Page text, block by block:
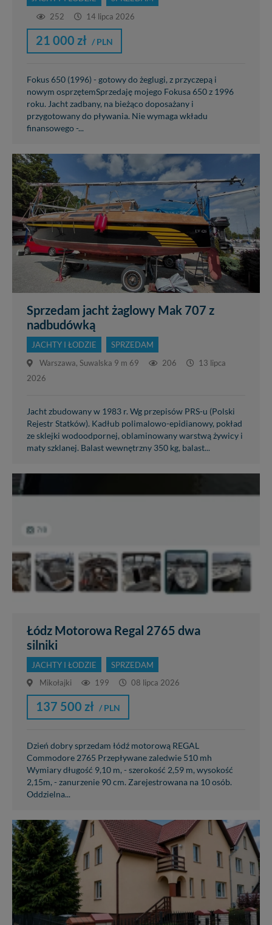
252
14 lipca 2026
21 000 zł / PLN
Fokus 650 (1996) - gotowy do żeglugi, z przyczepą i
nowym osprzętemSprzedaję mojego Fokusa 650 z 1996
roku. Jacht zadbany, na bieżąco doposażany i
przygotowany do pływania. Nie wymaga wkładu
finansowego -...
Sprzedam jacht żaglowy Mak 707 z
nadbudówką
JACHTY I ŁODZIE
SPRZEDAM
Warszawa, Suwalska 9 m 69
206
13 lipca
2026
Jacht zbudowany w 1983 r. Wg przepisów PRS-u (Polski
Rejestr Statków). Kadłub polimalowo-epidianowy, pokład
ze sklejki wodoodpornej, oblaminowany warstwą żywicy i
maty szklanej. Balast wewnętrzny 350 kg, balast...
Łódz Motorowa Regal 2765 dwa
silniki
JACHTY I ŁODZIE
SPRZEDAM
Mikołajki
199 08 lipca 2026
137 500 zł / PLN
Dzień dobry sprzedam łódź motorową REGAL
Commodore 2765 Przepływane zaledwie 510 mh
Wymiary długość 9,10 m, - szerokość 2,59 m, wysokość
2,15m, - zanurzenie 90 cm. Zarejestrowana na 10 osób.
Oddzielna...